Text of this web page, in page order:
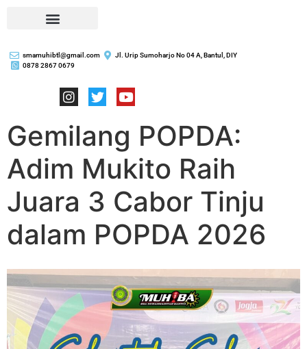
smamuhibtl@gmail.com
Jl. Urip Sumoharjo No 04 A, Bantul, DIY
0878 2867 0679
Gemilang POPDA:
Adim Mukito Raih
Juara 3 Cabor Tinju
dalam POPDA 2026